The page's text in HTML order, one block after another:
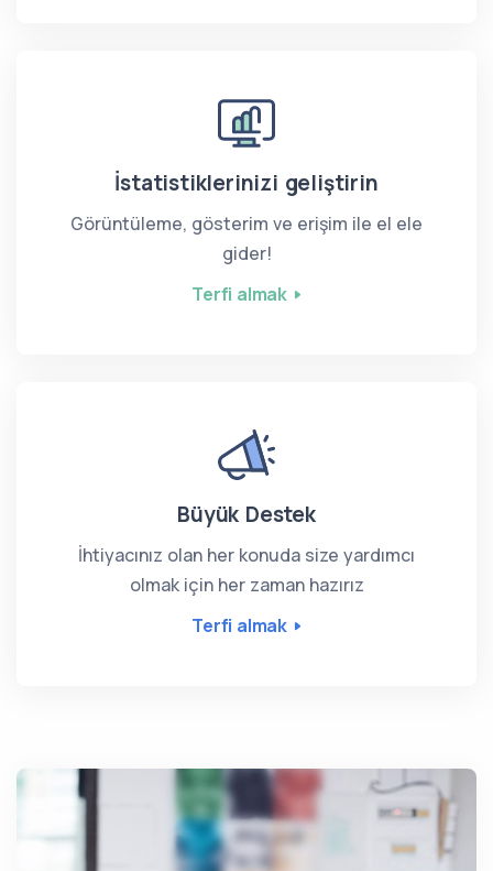
İstatistiklerinizi geliştirin
Görüntüleme, gösterim ve erişim ile el ele
gider!
Terfi almak
Büyük Destek
İhtiyacınız olan her konuda size yardımcı
olmak için her zaman hazırız
Terfi almak